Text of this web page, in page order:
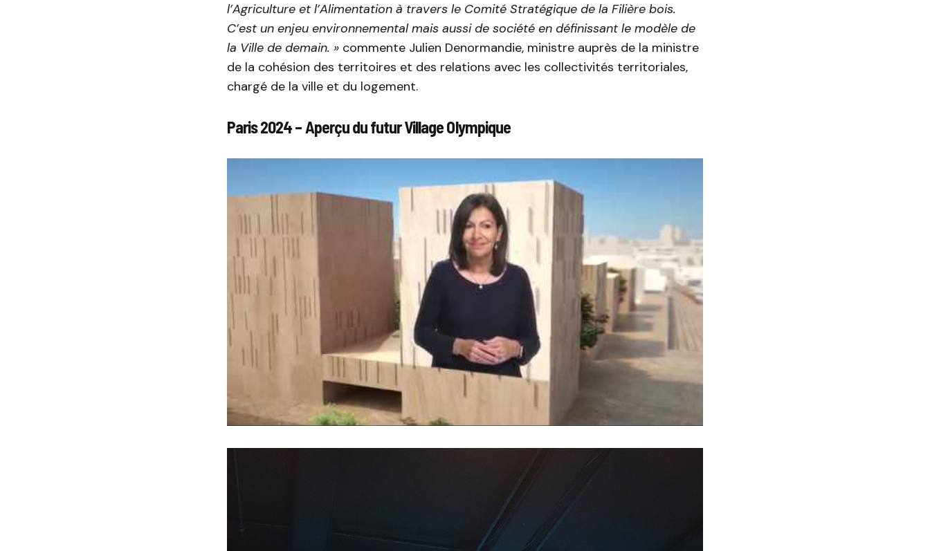
l’Agriculture et l’Alimentation à travers le Comité Stratégique de la Filière bois.
C’est un enjeu environnemental mais aussi de société en définissant le modèle de
la Ville de demain. » commente Julien Denormandie, ministre auprès de la ministre
de la cohésion des territoires et des relations avec les collectivités territoriales,
chargé de la ville et du logement.
Paris 2024 – Aperçu du futur Village Olympique